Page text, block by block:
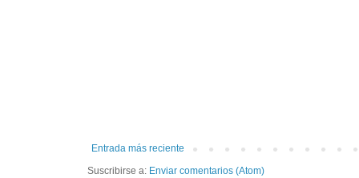
Entrada más reciente
Suscribirse a: Enviar comentarios (Atom)